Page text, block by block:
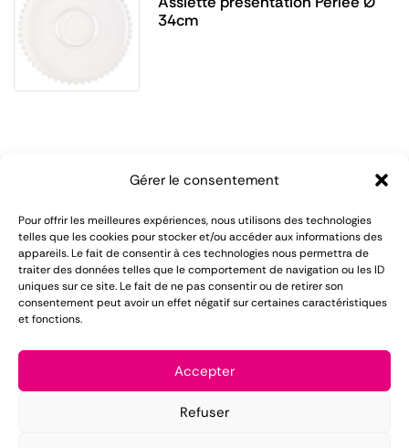
Gérer le consentement
Pour offrir les meilleures expériences, nous utilisons des technologies
telles que les cookies pour stocker et/ou accéder aux informations des
appareils. Le fait de consentir à ces technologies nous permettra de
traiter des données telles que le comportement de navigation ou les ID
uniques sur ce site. Le fait de ne pas consentir ou de retirer son
consentement peut avoir un effet négatif sur certaines caractéristiques
et fonctions.
Accepter
Refuser
34cm
LOMAREC met à votre disposition plus de 55 ans
d'expérience dans le domaine de la location de
matériel pour réception.
Conditions générales de vente